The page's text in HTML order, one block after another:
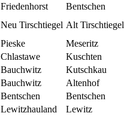
Friedenhorst Bentschen
Neu Tirschtiegel Alt Tirschtiegel
Pieske Meseritz
Chlastawe Kuschten
Bauchwitz Kutschkau
Bauchwitz Altenhof
Bentschen Bentschen
Lewitzhauland Lewitz